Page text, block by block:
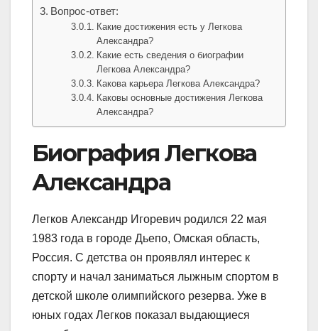
Вопрос-ответ:
Какие достижения есть у Легкова
Александра?
Какие есть сведения о биографии
Легкова Александра?
Какова карьера Легкова Александра?
Каковы основные достижения Легкова
Александра?
Биография Легкова
Александра
Легков Александр Игоревич родился 22 мая
1983 года в городе Дьепо, Омская область,
Россия. С детства он проявлял интерес к
спорту и начал заниматься лыжным спортом в
детской школе олимпийского резерва. Уже в
юных годах Легков показал выдающиеся